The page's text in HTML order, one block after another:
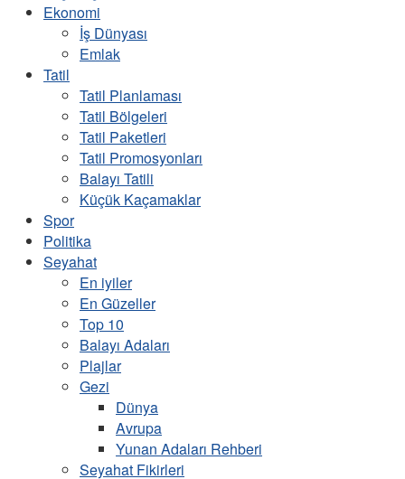
Ekonomi
İş Dünyası
Emlak
Tatil
Tatil Planlaması
Tatil Bölgeleri
Tatil Paketleri
Tatil Promosyonları
Balayı Tatili
Küçük Kaçamaklar
Spor
Politika
Seyahat
En iyiler
En Güzeller
Top 10
Balayı Adaları
Plajlar
Gezi
Dünya
Avrupa
Yunan Adaları Rehberi
Seyahat Fikirleri